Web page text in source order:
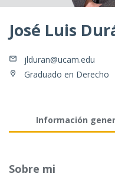
José Luis
jlduran@ucam.edu
Graduado en Derecho
Información
Sobre mi